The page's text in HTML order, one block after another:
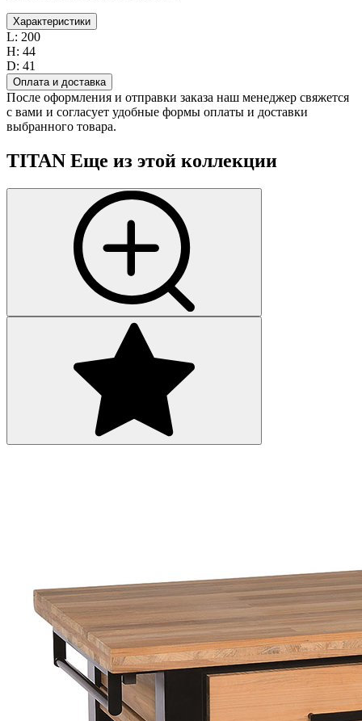
Характеристики
L: 200
H: 44
D: 41
Оплата и доставка
После оформления и отправки заказа наш менеджер свяжется
с вами и согласует удобные формы оплаты и доставки
выбранного товара.
TITAN Еще из этой коллекции